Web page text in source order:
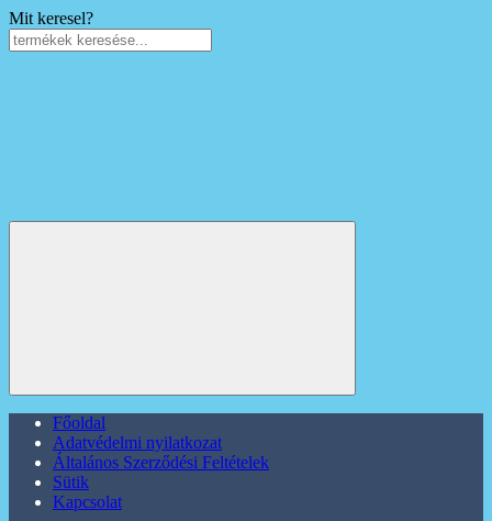
Mit keresel?
Főoldal
Adatvédelmi nyilatkozat
Általános Szerződési Feltételek
Sütik
Kapcsolat